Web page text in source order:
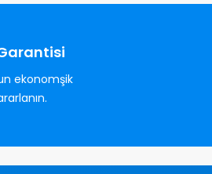
ekonomşik